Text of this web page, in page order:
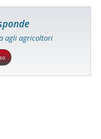
agli agricoltori